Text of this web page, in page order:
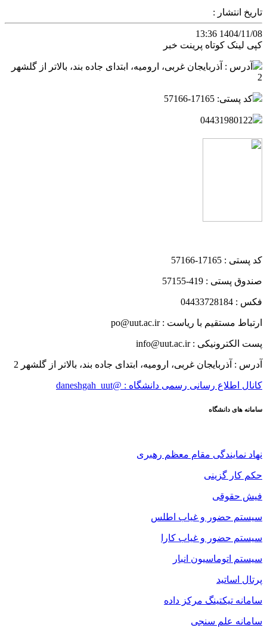
تاریخ انتشار :
1404/11/08 13:36
کپی لینک کوتاه پرینت خبر
آدرس : آذربایجان غربی، ارومیه، ابتدای جاده بند، بالاتر از گلشهر
2
کد پستی: 17165-57166
04431980122
کد پستی : 17165-57166
صندوق پستی : 419-57155
فکس : 04433728184
ارتباط مستقیم با ریاست : po@uut.ac.ir
پست الکترونیکی : info@uut.ac.ir
آدرس : آذربایجان غربی، ارومیه، ابتدای جاده بند، بالاتر از گلشهر 2
کانال اطلاع رسانی رسمی دانشگاه : @daneshgah_uut
سامانه های دانشگاه
نهاد نمایندگی مقام معظم رهبری
حکم کار گزینی
فیش حقوقی
سیستم حضور و غیاب اطلس
سیستم حضور و غیاب کارا
سیستم اتوماسیون انبار
پرتال اساتید
سامانه تیکتینگ مرکز داده
سامانه علم سنجی